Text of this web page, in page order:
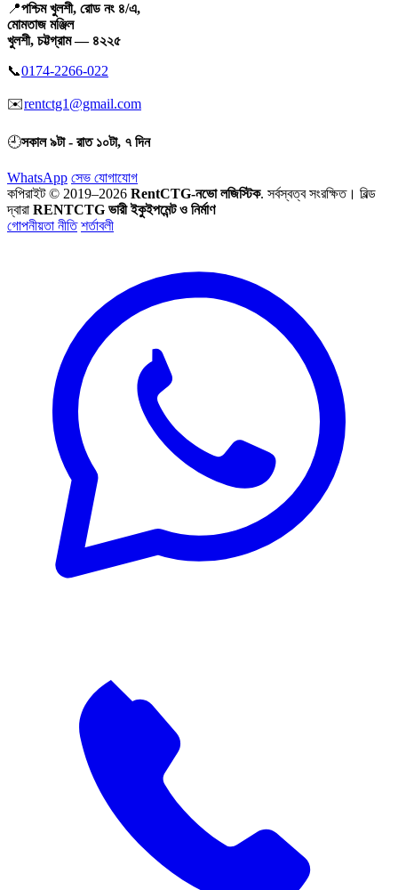
📍পশ্চিম খুলশী, রোড নং ৪/এ,
মোমতাজ মঞ্জিল
খুলশী, চট্টগ্রাম — ৪২২৫
📞0174-2266-022
✉️rentctg1@gmail.com
🕘সকাল ৯টা - রাত ১০টা, ৭ দিন
WhatsApp সেভ যোগাযোগ
কপিরাইট © 2019–2026 RentCTG-নভো লজিস্টিক. সর্বস্বত্ব সংরক্ষিত। বিল্ড
দ্বারা RENTCTG ভারী ইকুইপমেন্ট ও নির্মাণ
গোপনীয়তা নীতি শর্তাবলী